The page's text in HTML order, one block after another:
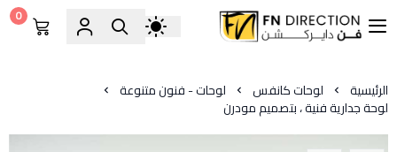
فن دايركشن
0
الرئيسية لوحات كانفس لوحات - فنون متنوعة
لوحة جدارية فنية ، بتصميم مودرن